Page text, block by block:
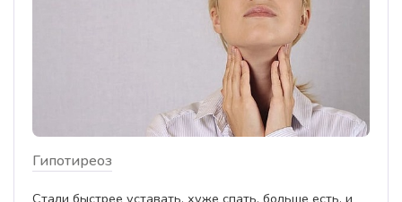
Гипотиреоз